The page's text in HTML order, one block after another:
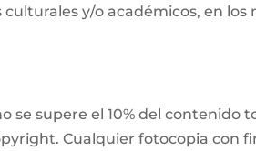
y/o académicos, en
supere el 10% del contenido
Cualquier fotocopia con